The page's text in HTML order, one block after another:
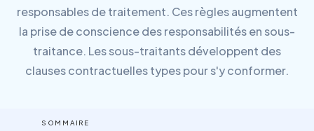
responsables de traitement. Ces règles augmentent
la prise de conscience des responsabilités en sous-
traitance. Les sous-traitants développent des
clauses contractuelles types pour s'y conformer.
SOMMAIRE